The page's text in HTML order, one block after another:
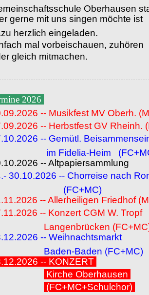
Oberhausen
gerne mit uns singen möchte ist
herzlich eingeladen.
mal vorbeischauen, zuhören
gleich mitmachen.
2026
-- Musikfest MV Oberh.
-- Herbstfest GV Rheinh.
-- Gemütl.
Fidelia-Heim
-- Altpapiersammlung
30.10.2026 -- Chorreise nach
-- Allerheiligen Friedhof
-- Konzert CGM W. Tropf
-- Weihnachtsmarkt
Baden (FC+MC)
-- KONZERT
Kirche Oberhausen
(FC+MC+Schulchor)